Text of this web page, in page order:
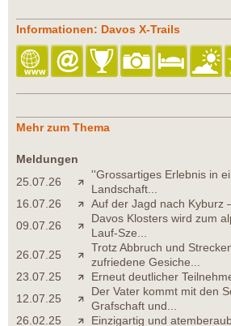
Informationen: Davos X-Trails
Mehr zum Thema
Meldungen
25.07.26
''Grossartiges Erlebnis in
Landschaft...
16.07.26
Auf der Jagd nach Kyburz
09.07.26
Davos Klosters wird zum
Lauf-Sze...
26.07.25
Trotz Abbruch und
zufriedene Gesiche...
23.07.25
Erneut deutlicher
12.07.25
Der Vater kommt mit den
Grafschaft und...
26.02.25
Einzigartig und